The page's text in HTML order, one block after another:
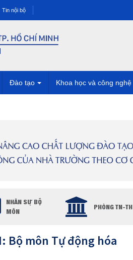
Tin nội bộ
Đào tạo Khoa học và công nghệ
NHÂN SỰ BỘ
MÔN
PHÒNG TN-TH
Bộ môn Tự động hóa